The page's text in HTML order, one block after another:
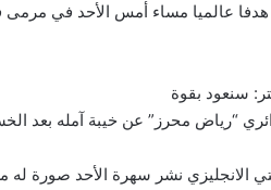
عالميا مساء أمس الأحد في مرمى
سنعود بقوة
“رياض محرز” عن خيبة آمله بعد
نشر سهرة الأحد صورة له